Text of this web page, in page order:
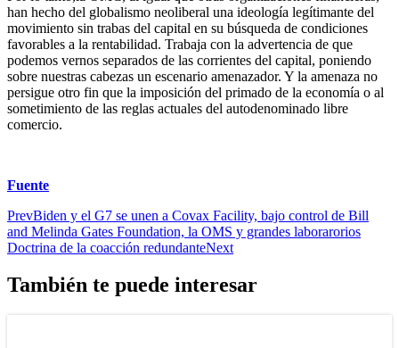
han hecho del globalismo neoliberal una ideología legítimante del
movimiento sin trabas del capital en su búsqueda de condiciones
favorables a la rentabilidad. Trabaja con la advertencia de que
podemos vernos separados de las corrientes del capital, poniendo
sobre nuestras cabezas un escenario amenazador. Y la amenaza no
persigue otro fin que la imposición del primado de la economía o al
sometimiento de las reglas actuales del autodenominado libre
comercio.
Fuente
PrevBiden y el G7 se unen a Covax Facility, bajo control de Bill
and Melinda Gates Foundation, la OMS y grandes laborarorios
Doctrina de la coacción redundanteNext
También te puede interesar